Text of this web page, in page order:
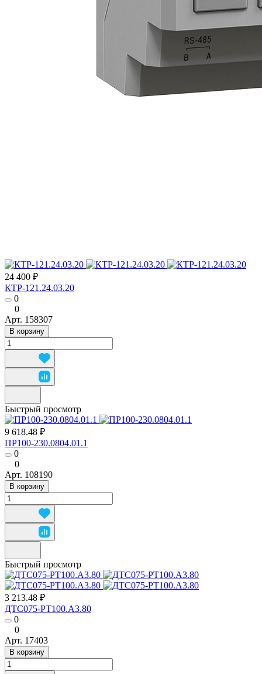
24 400 ₽
КТР-121.24.03.20
0
0
Арт. 158307
В корзину
Быстрый просмотр
9 618.48 ₽
ПР100-230.0804.01.1
0
0
Арт. 108190
В корзину
Быстрый просмотр
3 213.48 ₽
ДТС075-РТ100.А3.80
0
0
Арт. 17403
В корзину